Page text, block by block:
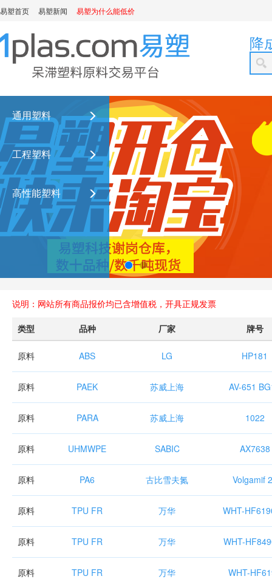
易塑首页 易塑新闻 易塑为什么能低价
降
通用塑料
工程塑料
高性能塑料
说明：网站所有商品报价均已含增值税，开具正规发票
类型 品种 厂家 牌号
原料 ABS LG HP181
原料 PAEK 苏威上海 AV-651
原料 PARA 苏威上海 1022
原料 UHMWPE SABIC AX7638
原料 PA6 古比雪夫氮 Volgamif
原料 TPU FR 万华 WHT-
原料 TPU FR 万华 WHT-
原料 TPU FR 万华 WHT-